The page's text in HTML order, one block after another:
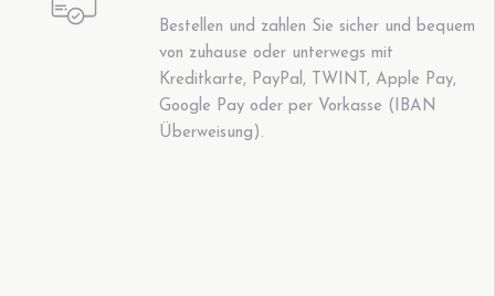
Bestellen und zahlen Sie sicher und bequem
von zuhause oder unterwegs mit
Kreditkarte, PayPal, TWINT, Apple Pay,
Google Pay oder per Vorkasse (IBAN
Überweisung).